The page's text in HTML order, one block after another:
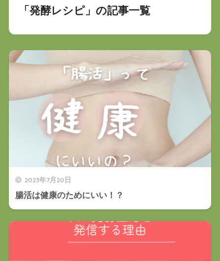
「発酵レシピ」の記事一覧
2023年7月20日
腸活は健康のためにいい！？